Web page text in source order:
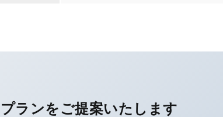
ランをご提案いたします